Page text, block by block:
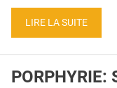
LIRE LA SUITE